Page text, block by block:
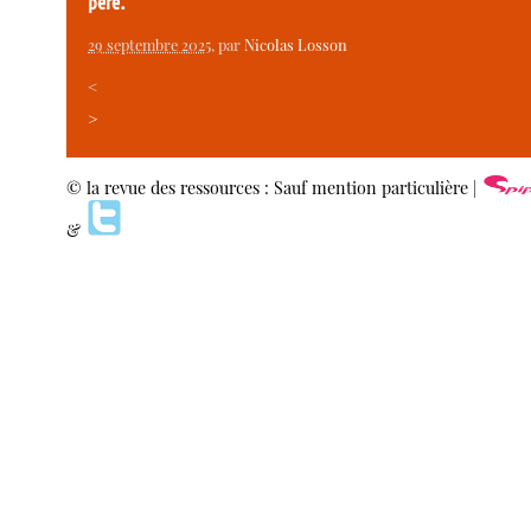
29 septembre 2025, parNicolas Losson
<
>
© la revue des ressources : Sauf mention particulière |
&